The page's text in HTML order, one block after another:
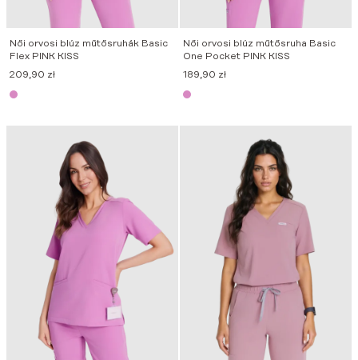
Női orvosi blúz műtősruhák Basic
Flex PINK KISS
209,90 zł
Női orvosi blúz műtősruha Basic
One Pocket PINK KISS
189,90 zł